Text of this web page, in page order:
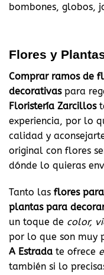
bombones, globos,
Flores y
Comprar ramos de
decorativaspara
Floristería Zarcillos
experiencia, por lo
calidad y
original con flores
dónde lo quieras
Tanto las flores
plantas para
un toque de color,
por lo que son muy
A Estrada te ofrece
también si lo